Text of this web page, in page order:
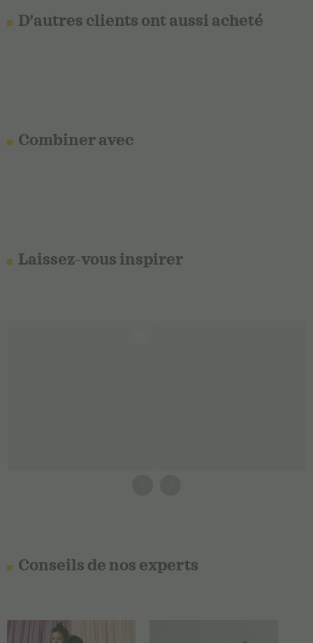
D'autres clients ont aussi acheté
Combiner avec
Laissez-vous inspirer
Conseils de nos experts